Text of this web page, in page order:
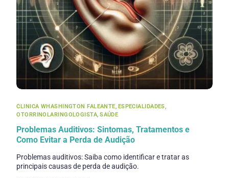
CLINICA WHASHINGTON FALEANTE, ESPECIALIDADES,
OTORRINOLARINGOLOGISTA,SAÚDE
Problemas Auditivos: Sintomas, Tratamentos e
Como Evitar a Perda de Audição
Problemas auditivos: Saiba como identificar e tratar as
principais causas de perda de audição.